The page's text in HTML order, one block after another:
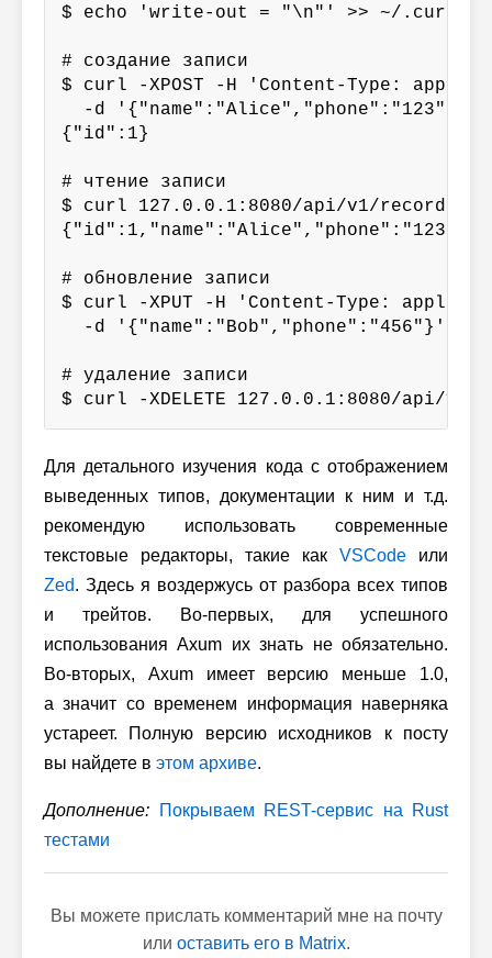
$ echo 'write-out = "\n"' >> ~/.curlrc
# создание записи
$ curl -XPOST -H 'Content-Type:
-d '{"name":"Alice","phone":"123"}'
{"id":1}
# чтение записи
$ curl 127.0.0.1:8080/api/v1/records/1
{"id":1,"name":"Alice","phone":"123"}
# обновление записи
$ curl -XPUT -H 'Content-Type:
-d '{"name":"Bob","phone":"456"}'
# удаление записи
Для детального изучения кода с отображением
выведенных типов, документации к ним и т.д.
рекомендую использовать современные
текстовые редакторы, такие как VSCode или
Zed. Здесь я воздержусь от разбора всех типов
и трейтов.
Во-первых, для успешного
использования Axum их знать не обязательно.
Во-вторых, Axum имеет версию меньше 1.0,
а значит со временем информация наверняка
устареет. Полную версию исходников к посту
вы найдете в этом архиве.
Дополнение:
Покрываем REST-сервис на Rust
тестами
Вы можете прислать комментарий мне на почту
или оставить его в Matrix.